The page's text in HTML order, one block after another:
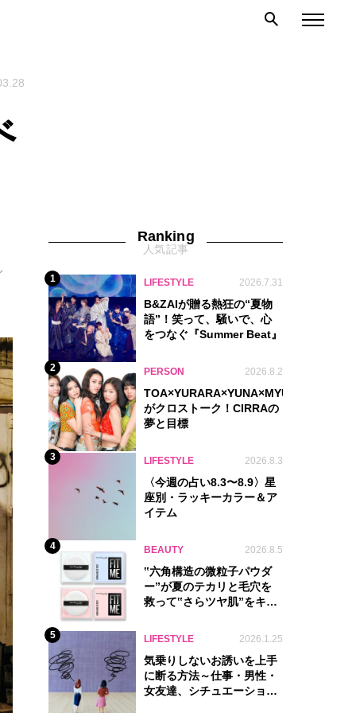
Ranking
人気記事
1 LIFESTYLE 2026.7.31
B&ZAIが贈る熱狂の“夏物
語”！笑って、騒いで、心
をつなぐ『Summer Beat』
2 PERSON 2026.8.2
TOA×YURARA×YUNA×MYU.Y×MANON
がクロストーク！CIRRAの
夢と目標
3 LIFESTYLE 2026.8.3
〈今週の占い8.3〜8.9〉星
座別・ラッキーカラー＆ア
イテム
4 BEAUTY 2026.8.5
‟六角構造の微粒子パウダ
ー”が夏のテカリと毛穴を
救って‟さらツヤ肌”をキー
5 LIFESTYLE 2026.1.25
気乗りしないお誘いを上手
に断る方法～仕事・男性・
女友達、シチュエーション